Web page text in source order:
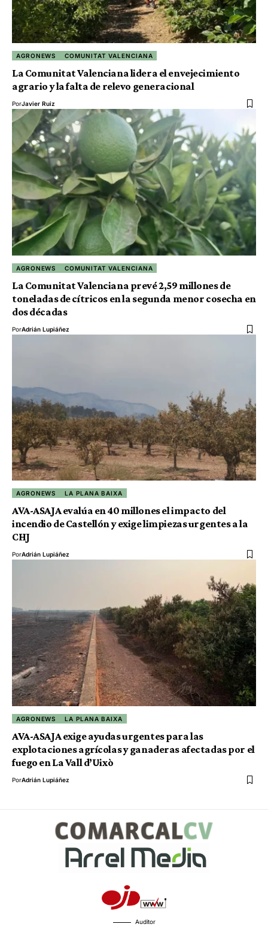
AGRONEWS COMUNITAT VALENCIANA
La Comunitat Valenciana lidera el envejecimiento
agrario y la falta de relevo generacional
PorJavier Ruiz
AGRONEWS COMUNITAT VALENCIANA
La Comunitat Valenciana prevé 2,59 millones de
toneladas de cítricos en la segunda menor cosecha en
dos décadas
PorAdrián Lupiáñez
AGRONEWS LA PLANA BAIXA
AVA-ASAJA evalúa en 40 millones el impacto del
incendio de Castellón y exige limpiezas urgentes a la
CHJ
PorAdrián Lupiáñez
AGRONEWS LA PLANA BAIXA
AVA-ASAJA exige ayudas urgentes para las
explotaciones agrícolas y ganaderas afectadas por el
fuego en La Vall d’Uixò
PorAdrián Lupiáñez
Auditor